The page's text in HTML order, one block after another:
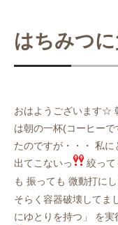
はちみつに
おはようございます☆
は朝の一杯(コーヒー
たのですが・・・ 私
出てこないっ
絞って
も 振っても 微動打に
そらく容器破壊してま
にゆとりを持つ」 を